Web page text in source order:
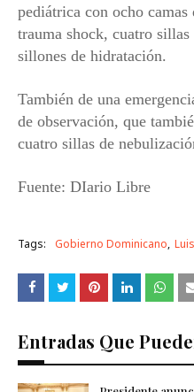
pediátrica con ocho
trauma shock, cuatro
sillones de hidratación.
También de una
de observación, que
cuatro sillas de
Fuente: DIario Libre
Tags: Gobierno Dominicano
Entradas Que